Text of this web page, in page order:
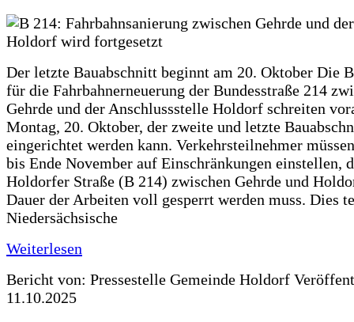
Der letzte Bauabschnitt beginnt am 20. Oktober Die
für die Fahrbahnerneuerung der Bundesstraße 214
Gehrde und der Anschlussstelle Holdorf schreiten
Montag, 20. Oktober, der zweite und letzte
eingerichtet werden kann. Verkehrsteilnehmer
bis Ende November auf Einschränkungen einstellen,
Holdorfer Straße (B 214) zwischen Gehrde und
Dauer der Arbeiten voll gesperrt werden muss. Dies
Niedersächsische
Weiterlesen
Bericht von: Pressestelle Gemeinde Holdorf
11.10.2025